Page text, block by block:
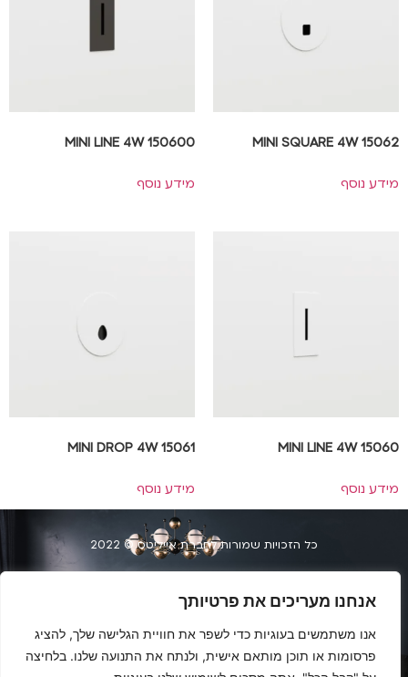
אנחנו מעריכים את פרטיותך
אנו משתמשים בעוגיות כדי לשפר את חוויית הגלישה שלך, להציג
פרסומות או תוכן מותאם אישית, ולנתח את התנועה שלנו. בלחיצה
MINI SQUARE 4W 15062
מידע נוסף
MINI LINE 4W 150600
מידע נוסף
MINI LINE 4W 15060
מידע נוסף
MINI DROP 4W 15061
מידע נוסף
כל הזכויות שמורות לחברת אייליטס © 2022